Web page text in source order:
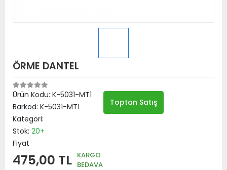
ÖRME DANTEL
Ürün Kodu: K-5031-MT1
Barkod: K-5031-MT1
Kategori:
Stok: 20+
Fiyat
475,00 TL KARGO
BEDAVA
Toptan Satış